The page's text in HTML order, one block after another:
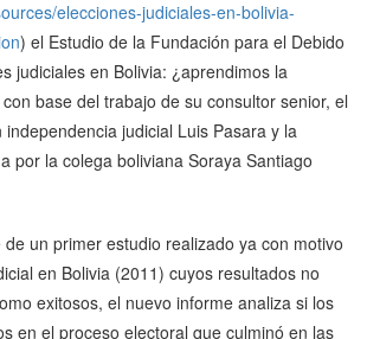
elecciones-judiciales-en-bolivia-
) el Estudio de la Fundación para el Debido
judiciales en Bolivia: ¿aprendimos la
base del trabajo de su consultor senior, el
judicial Luis Pasara y la
por la colega boliviana Soraya Santiago
un primer estudio realizado ya con motivo
en Bolivia (2011) cuyos resultados no
exitosos, el nuevo informe analiza si los
en el proceso electoral que culminó en las